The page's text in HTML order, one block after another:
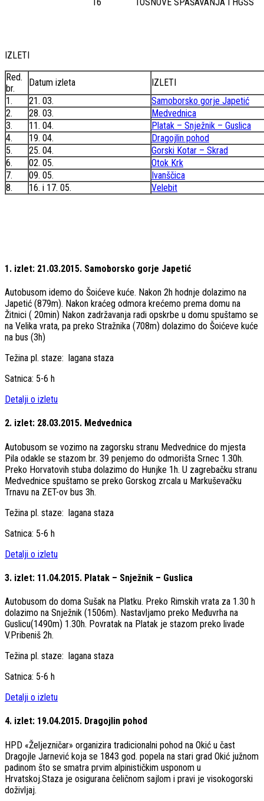
16 OSNOVE SPAŠAVANJA I HGSS
IZLETI
Red.
br.
Datum izleta
IZLETI
1.
21. 03.
Samoborsko gorje Japetić
2.
28. 03.
Medvednica
3.
11. 04.
Platak – Snježnik – Guslica
4.
19. 04.
Dragojlin pohod
5.
25. 04.
Gorski Kotar – Skrad
6.
02. 05.
Otok Krk
7.
09. 05.
Ivanščica
8.
16. i 17. 05. Velebit
1. izlet: 21.03.2015. Samoborsko gorje Japetić
Autobusom idemo do Šoićeve kuće. Nakon 2h hodnje dolazimo na
Japetić (879m). Nakon kraćeg odmora krećemo prema domu na
Žitnici ( 20min) Nakon zadržavanja radi opskrbe u domu spuštamo se
na Velika vrata, pa preko Stražnika (708m) dolazimo do Šoićeve kuće
na bus (3h)
Težina pl. staze: lagana staza
Satnica: 5-6 h
Detalji o izletu
2. izlet: 28.03.2015. Medvednica
Autobusom se vozimo na zagorsku stranu Medvednice do mjesta
Pila odakle se stazom br. 39 penjemo do odmorišta Srnec 1.30h.
Preko Horvatovih stuba dolazimo do Hunjke 1h. U zagrebačku stranu
Medvednice spuštamo se preko Gorskog zrcala u Markuševačku
Trnavu na ZET-ov bus 3h.
Težina pl. staze: lagana staza
Satnica: 5-6 h
Detalji o izletu
3. izlet: 11.04.2015. Platak – Snježnik – Guslica
Autobusom do doma Sušak na Platku. Preko Rimskih vrata za 1.30 h
dolazimo na Snježnik (1506m). Nastavljamo preko Međuvrha na
Guslicu(1490m) 1.30h. Povratak na Platak je stazom preko livade
V.Pribeniš 2h.
Težina pl. staze: lagana staza
Satnica: 5-6 h
Detalji o izletu
4. izlet: 19.04.2015. Dragojlin pohod
HPD «Željezničar» organizira tradicionalni pohod na Okić u čast
Dragojle Jarnević koja se 1843 god. popela na stari grad Okić južnom
padinom što se smatra prvim alpinističkim usponom u
Hrvatskoj.Staza je osigurana čeličnom sajlom i pravi je visokogorski
doživljaj.